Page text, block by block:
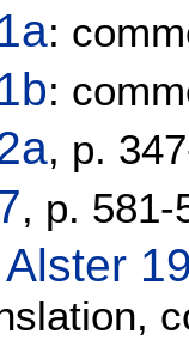
:
:
, p.
, p.